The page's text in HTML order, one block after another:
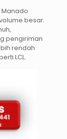
Manado
besar.
pengiriman
rendah
LCL.